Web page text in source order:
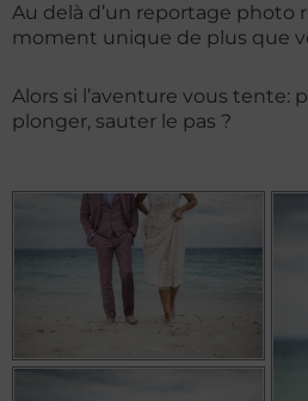
Au delà d’un reportage photo
moment unique de plus que
Alors si l’aventure vous tente:
plonger, sauter le pas ?